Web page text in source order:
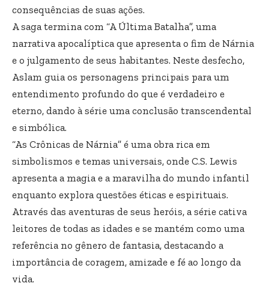
consequências de suas ações.
A saga termina com “A Última Batalha”, uma
narrativa apocalíptica que apresenta o fim de Nárnia
e o julgamento de seus habitantes. Neste desfecho,
Aslam guia os personagens principais para um
entendimento profundo do que é verdadeiro e
eterno, dando à série uma conclusão transcendental
e simbólica.
“As Crônicas de Nárnia” é uma obra rica em
simbolismos e temas universais, onde C.S. Lewis
apresenta a magia e a maravilha do mundo infantil
enquanto explora questões éticas e espirituais.
Através das aventuras de seus heróis, a série cativa
leitores de todas as idades e se mantém como uma
referência no gênero de fantasia, destacando a
importância de coragem, amizade e fé ao longo da
vida.